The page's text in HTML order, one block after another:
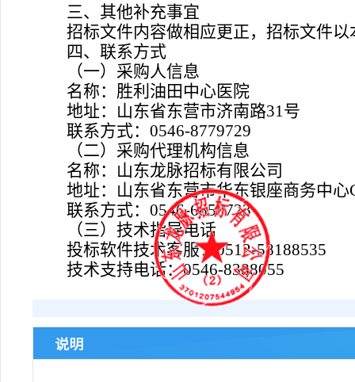
三、其他补充事宜
招标文件内容做相应更正，招标文件
四、联系方式
（一）采购人信息
名称：胜利油田中心医院
地址：山东省东营市济南路31号
联系方式： 0546-8779729
（二）采购代理机构信息
名称：山东龙脉招标有限公司
地址：山东省东营市华东银座商务中心
联系方式： 0546-6858723
（三）技术指导电话
投标软件技术客服：0512-58188535
技术支持电话：0546-8388055
说明